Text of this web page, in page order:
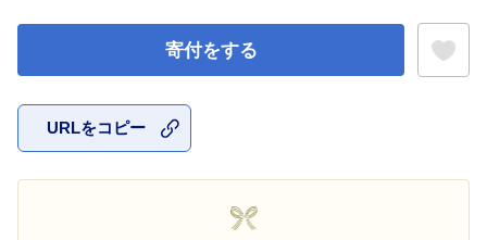
寄付をする
URLをコピー